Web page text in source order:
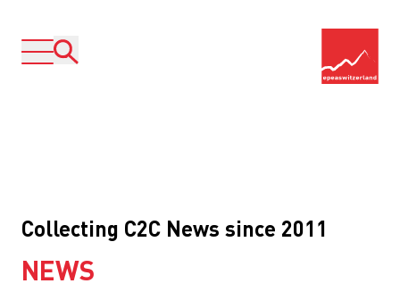
Collecting C2C News since 2011
NEWS